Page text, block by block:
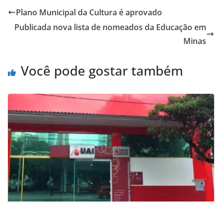
Plano Municipal da Cultura é aprovado
Publicada nova lista de nomeados da Educação em
Minas
Você pode gostar também